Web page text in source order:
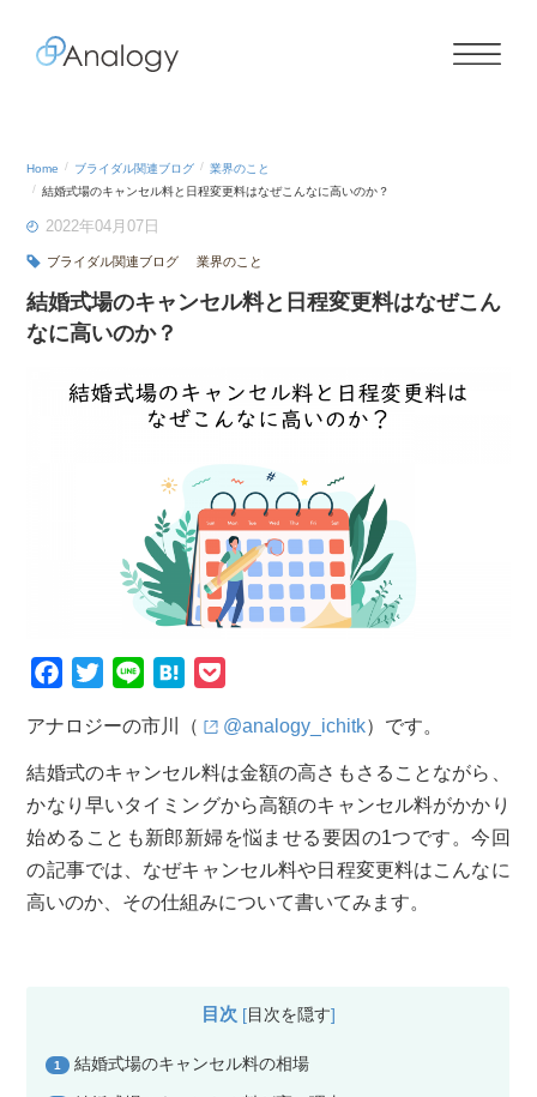
Home ブライダル関連ブログ
業界のこと
結婚式場のキャンセル料と日程変更料はなぜこんなに高いのか？
2022年04月07日
ブライダル関連ブログ 業界のこと
結婚式場のキャンセル料と日程変更料はなぜこん
なに高いのか？
c
e
b
o
o
k
t
t
e
r
n
e
H
e
n
a
c
k
e
t
アナロジーの市川（ @analogy_ichitk）です。
結婚式のキャンセル料は金額の高さもさることながら、
かなり早いタイミングから高額のキャンセル料がかかり
始めることも新郎新婦を悩ませる要因の1つです。今回
の記事では、なぜキャンセル料や日程変更料はこんなに
高いのか、その仕組みについて書いてみます。
目次 [目次を隠す]
1 結婚式場のキャンセル料の相場